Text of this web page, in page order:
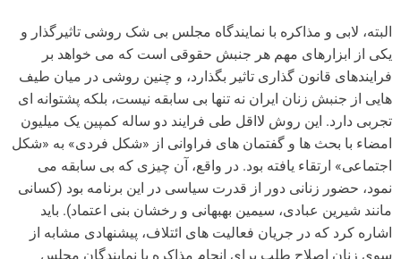
البته، لابی و مذاکره با نمایندگاه مجلس بی شک روشی تاثیرگذار و
یکی از ابزارهای مهم هر جنبش حقوقی است که می خواهد بر
فرایندهای قانون گذاری تاثیر بگذارد، و چنین روشی در میان طیف
هایی از جنبش زنان ایران نه تنها بی سابقه نیست، بلکه پشتوانه ای
تجربی دارد. این روش لااقل طی فرایند دو ساله کمپین یک میلیون
امضاء با بحث ها و گفتمان های فراوانی از «شکل فردی» به «شکل
اجتماعی» ارتقاء یافته بود. در واقع، آن چیزی که بی سابقه می
نمود، حضور زنانی دور از قدرت سیاسی در این برنامه بود (کسانی
مانند شیرین عبادی، سیمین بهبهانی و رخشان بنی اعتماد). باید
اشاره کرد که در جریان فعالیت های ائتلاف، پیشنهادی مشابه از
سوی زنان اصلاح طلب برای انجام مذاکره با نمایندگان مجلس